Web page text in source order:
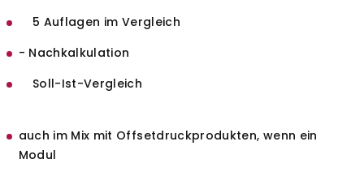
5 Auflagen im Vergleich
- Nachkalkulation
Soll-Ist-Vergleich
auch im Mix mit Offsetdruckprodukten, wenn ein
Modul